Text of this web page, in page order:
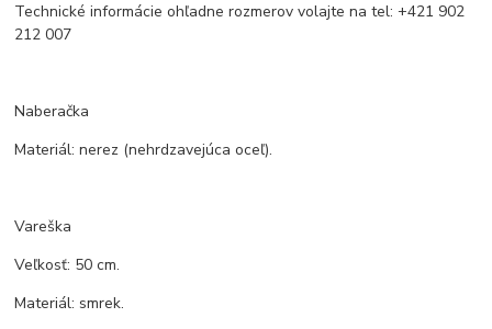
Technické informácie ohľadne rozmerov volajte na tel: +421 902
212 007
Naberačka
Materiál: nerez (nehrdzavejúca oceľ).
Vareška
Veľkosť: 50 cm.
Materiál: smrek.